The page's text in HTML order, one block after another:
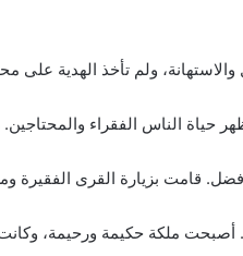
ولم تأخذ الهدية
الناس الفقراء والمحتاجين.
قامت بزيارة القرى الفقيرة
أصبحت ملكة حكيمة ورحيمة،